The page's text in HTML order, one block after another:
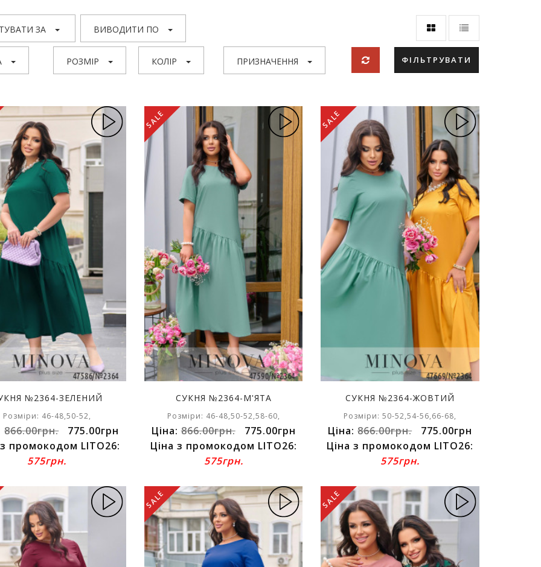
ЗА ВИВОДИТИ ПО
РОЗМІР КОЛІР ПРИЗНАЧЕННЯ ФІЛЬТРУВАТИ
№2364-ЗЕЛЕНИЙ
Розміри: 46-48,50-52,
866.00грн.
775.00грн
промокодом LITO26:
575грн.
SALE
СУКНЯ №2364-М'ЯТА
Розміри: 46-48,50-52,58-60,
Ціна:866.00грн.
775.00грн
Ціна з промокодом LITO26:
575грн.
SALE
СУКНЯ №2364-ЖОВТИЙ
Розміри: 50-52,54-56,66-68,
Ціна:866.00грн.
775.00грн
Ціна з промокодом LITO26:
575грн.
SALE SALE